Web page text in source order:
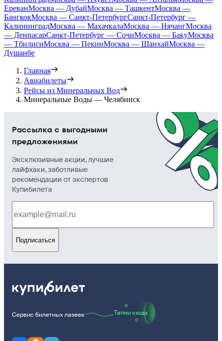
ЕреванМосква — ДубайМосква — ТашкентМосква —
БангкокМосква — Санкт-ПетербургСанкт-Петербург —
КалининградМосква — МахачкалаМосква — НячангМосква
— ДенпасарСанкт-Петербург — СочиМосква — БакуМосква
— ТбилисиМосква — ПекинМосква — ШанхайМосква —
Душанбе
Главная
Авиабилеты
Рейсы из Минеральных Вод
Минеральные Воды — Челябинск
Рассылка с выгодными
предложениями
Эксклюзивные акции, лучшие
лайфхаки, заботливые
рекомендации от экспертов
Купибилета
Подписаться
Сервис билетных лазеек Тапни сюда